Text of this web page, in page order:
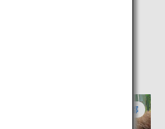
京都